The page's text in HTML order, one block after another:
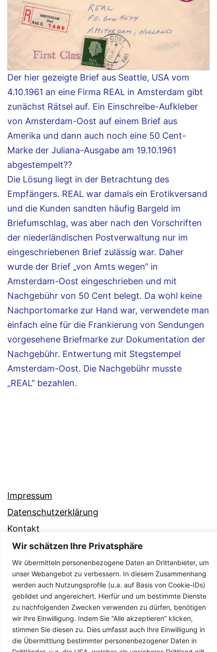
Wir schätzen Ihre Privatsphäre
Wir übermitteln personenbezogene Daten an Drittanbieter, um
unser Webangebot zu verbessern. In diesem Zusammenhang
werden auch Nutzungsprofile (u.a. auf Basis von Cookie-IDs)
gebildet und angereichert. Hierfür und um bestimmte Dienste
zu nachfolgenden Zwecken verwenden zu dürfen, benötigen
wir Ihre Einwilligung. Indem Sie “Alle akzeptieren” klicken,
stimmen Sie diesen zu. Dies umfasst auch Ihre Einwilligung in
die Übermittlung bestimmter personenbezogener Daten in
Der hier gezeigte Brief aus Seattle, USA vom
4.10.1961 an eine Firma REAL in Amsterdam gibt
zunächst Rätsel auf. Ein Einschreibe-Aufkleber
von Amsterdam-Oost auf einem Brief aus
Amerika und dann auch noch eine 50 Cent-
Marke der Juliana-Ausgabe am 19.10.1961
abgestempelt??
Die Lösung liegt in der Betrachtung des
Empfängers. REAL war damals ein Erotikversand
und die Kunden sandten häufig Bargeld im
Briefumschlag, was aber nach den Vorschriften
der niederländischen Postverwaltung nur im
eingeschriebenen Brief zulässig war. Daher
wurde der Brief „von Amts wegen“ in
Amsterdam-Oost eingeschrieben und mit
Nachgebühr von 50 Cent belegt. Da wohl keine
Nachportomarke zur Hand war, verwendete man
einfach eine für die Frankierung von Sendungen
vorgesehene Briefmarke zur Dokumentation der
Nachgebühr. Entwertung mit Stegstempel
Amsterdam-Oost. Die Nachgebühr musste
„REAL“ bezahlen.
Impressum
Datenschutzerklärung
Kontakt